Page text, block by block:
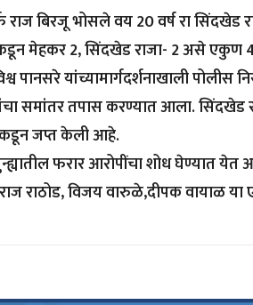
राज बिरजू भोसले वय 20 वर्ष रा सिंदखेड
मेहकर 2, सिंदखेड राजा- 2 असे
पानसरे यांच्यामार्गदर्शनाखाली पोलीस
समांतर तपास करण्यात आला. सिंदखेड
जप्त केली आहे.
फरार आरोपींचा शोध घेण्यात येत
राठोड, विजय वारुळे,दीपक वायाळ